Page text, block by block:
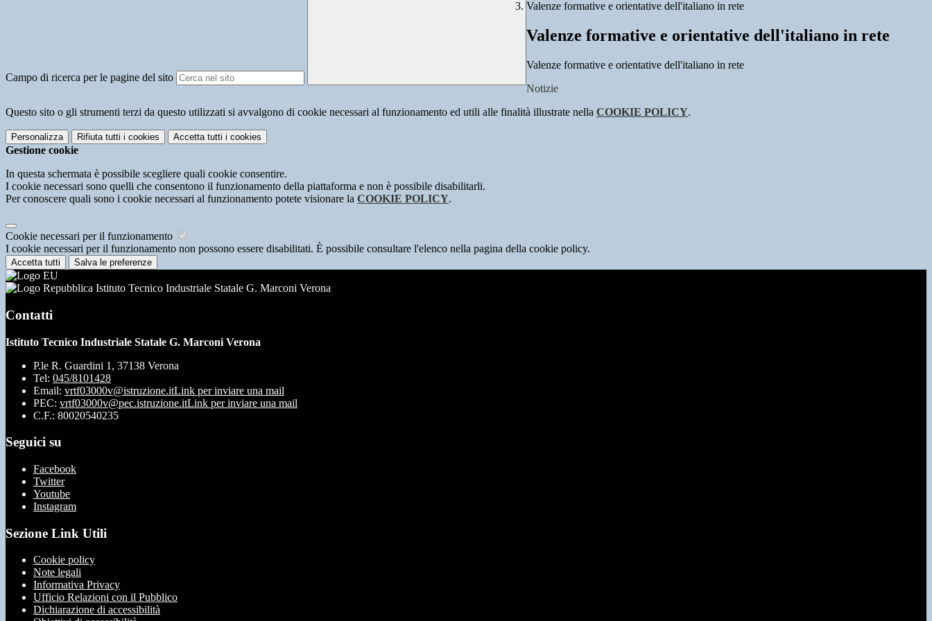
Campo di ricerca per le pagine del sito
Valenze formative e orientative dell'italiano in rete
Valenze formative e orientative dell'italiano in rete
Valenze formative e orientative dell'italiano in rete
Notizie
Questo sito o gli strumenti terzi da questo utilizzati si avvalgono di cookie necessari al funzionamento ed utili alle finalità illustrate nella COOKIE POLICY.
Personalizza Rifiuta tutti i cookies Accetta tutti i cookies
Gestione cookie
In questa schermata è possibile scegliere quali cookie consentire.
I cookie necessari sono quelli che consentono il funzionamento della piattaforma e non è possibile disabilitarli.
Per conoscere quali sono i cookie necessari al funzionamento potete visionare la COOKIE POLICY.
Cookie necessari per il funzionamento
I cookie necessari per il funzionamento non possono essere disabilitati. È possibile consultare l'elenco nella pagina della cookie policy.
Accetta tutti Salva le preferenze
Istituto Tecnico Industriale Statale G. Marconi Verona
Contatti
Istituto Tecnico Industriale Statale G. Marconi Verona
P.le R. Guardini 1, 37138 Verona
Tel: 045/8101428
Email: vrtf03000v@istruzione.itLink per inviare una mail
PEC: vrtf03000v@pec.istruzione.itLink per inviare una mail
C.F.: 80020540235
Seguici su
Facebook
Twitter
Youtube
Instagram
Sezione Link Utili
Cookie policy
Note legali
Informativa Privacy
Ufficio Relazioni con il Pubblico
Dichiarazione di accessibilità